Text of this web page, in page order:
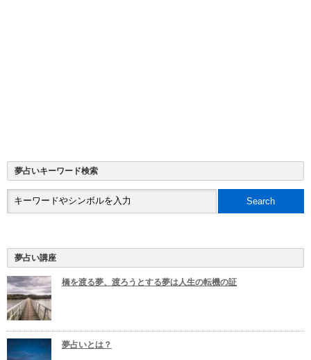
夢占いキーワード検索
夢占い講座
橋を渡る夢、渡ろうとする夢は人生の転機の証
夢占いとは？